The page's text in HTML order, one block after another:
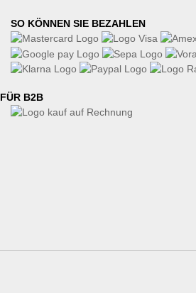
SO KÖNNEN SIE BEZAHLEN
FÜR B2B